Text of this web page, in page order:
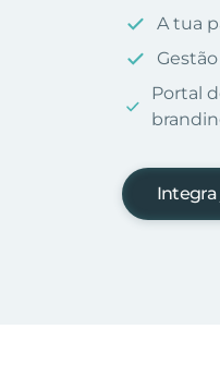
A tua
Portal
Integra